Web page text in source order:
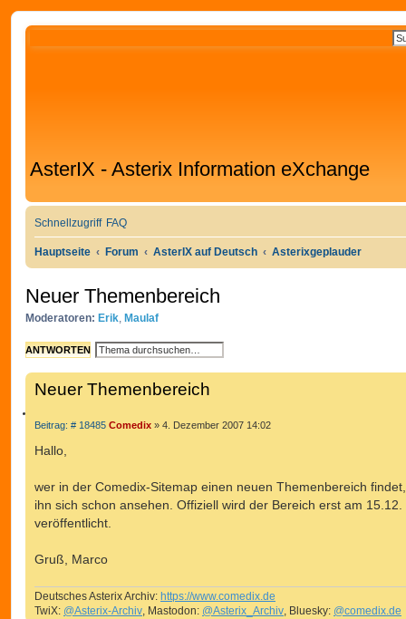
AsterIX - Asterix Information eXchange
Schnellzugriff FAQ
Hauptseite Forum AsterIX auf Deutsch Asterixgeplauder
Neuer Themenbereich
Moderatoren: Erik, Maulaf
ANTWORTEN
S
C
H
E
W
E
T
S
U
H
Neuer Themenbereich
Z
T
E
R
E
Beitrag: # 18485B
a
g
Comedix » 4. Dezember 2007 14:02
Hallo,
wer in der Comedix-Sitemap einen neuen Themenbereich
ihn sich schon ansehen. Offiziell wird der Bereich erst am 15.12.
veröffentlicht.
Gruß, Marco
Deutsches Asterix Archiv: https://www.comedix.de
TwiX: @Asterix-Archiv, Mastodon: @Asterix_Archiv, Bluesky: @comedix.de